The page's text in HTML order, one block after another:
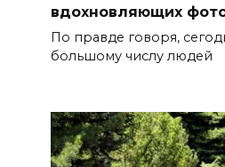
вдохновляющих
По правде говоря,
большому числу людей